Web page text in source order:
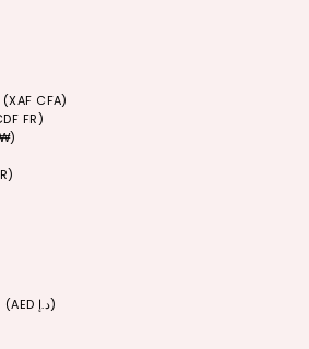
CFA)
FR)
₩)
ÉMIRATS ARABES UNIS (AED د.إ)